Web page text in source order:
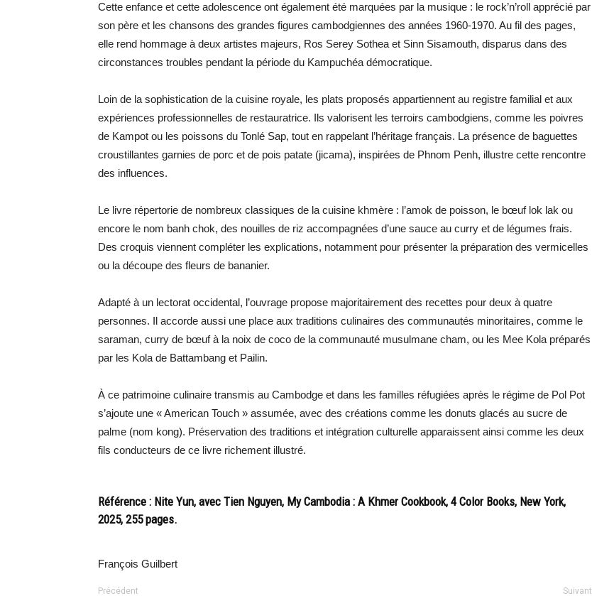
Cette enfance et cette adolescence ont également été marquées par la musique : le rock’n’roll apprécié par
son père et les chansons des grandes figures cambodgiennes des années 1960-1970. Au fil des pages,
elle rend hommage à deux artistes majeurs, Ros Serey Sothea et Sinn Sisamouth, disparus dans des
circonstances troubles pendant la période du Kampuchéa démocratique.
Loin de la sophistication de la cuisine royale, les plats proposés appartiennent au registre familial et aux
expériences professionnelles de restauratrice. Ils valorisent les terroirs cambodgiens, comme les poivres
de Kampot ou les poissons du Tonlé Sap, tout en rappelant l’héritage français. La présence de baguettes
croustillantes garnies de porc et de pois patate (jicama), inspirées de Phnom Penh, illustre cette rencontre
des influences.
Le livre répertorie de nombreux classiques de la cuisine khmère : l’amok de poisson, le bœuf lok lak ou
encore le nom banh chok, des nouilles de riz accompagnées d’une sauce au curry et de légumes frais.
Des croquis viennent compléter les explications, notamment pour présenter la préparation des vermicelles
ou la découpe des fleurs de bananier.
Adapté à un lectorat occidental, l’ouvrage propose majoritairement des recettes pour deux à quatre
personnes. Il accorde aussi une place aux traditions culinaires des communautés minoritaires, comme le
saraman, curry de bœuf à la noix de coco de la communauté musulmane cham, ou les Mee Kola préparés
par les Kola de Battambang et Pailin.
À ce patrimoine culinaire transmis au Cambodge et dans les familles réfugiées après le régime de Pol Pot
s’ajoute une « American Touch » assumée, avec des créations comme les donuts glacés au sucre de
palme (nom kong). Préservation des traditions et intégration culturelle apparaissent ainsi comme les deux
fils conducteurs de ce livre richement illustré.
Référence : Nite Yun, avec Tien Nguyen, My Cambodia : A Khmer Cookbook, 4 Color Books, New York,
2025, 255 pages.
François Guilbert
Précédent Suivant